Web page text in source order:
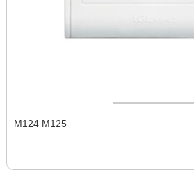
M124 M125